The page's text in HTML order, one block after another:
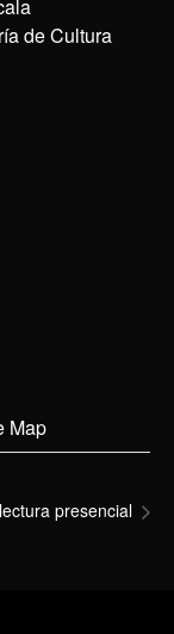
Map
de Cultura
presencial